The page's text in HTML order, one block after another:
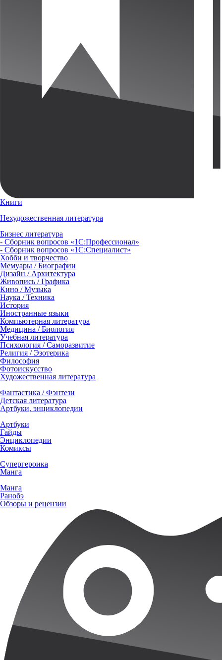
Книги
Нехудожественная литература
Бизнес литература
- Сборник вопросов «1С:Профессионал»
- Сборник вопросов «1С:Специалист»
Хобби и творчество
Мемуары / Биографии
Дизайн / Архитектура
Живопись / Графика
Кино / Музыка
Наука / Техника
История
Иностранные языки
Компьютерная литература
Медицина / Биология
Учебная литература
Психология / Саморазвитие
Религия / Эзотерика
Философия
Фотоискусство
Художественная литература
Фантастика / Фэнтези
Детская литература
Артбуки, энциклопедии
Артбуки
Гайды
Энциклопедии
Комиксы
Супергероика
Манга
Манга
Ранобэ
Обзоры и рецензии